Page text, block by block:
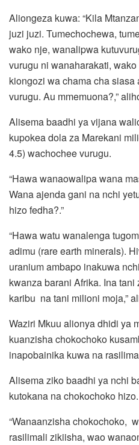
Aliongeza kuwa: “Kila
juzi juzi. Tumechochewa,
wako nje, wanalipwa
vurugu ni wanaharakati,
kiongozi wa chama cha
vurugu. Au mmemuona?,”
Alisema baadhi ya vijana
kupokea dola za Marekani
4.5) wachochee vurugu.
“Hawa wanaowalipa wana
Wana ajenda gani na nchi
hizo fedha?.”
“Hawa watu wanalenga
adimu (rare earth minerals).
uranium ambapo inakuwa
kwanza barani Afrika. Ina
karibu na tani milioni moja,”
Waziri Mkuu alionya dhidi ya
kuanzisha chokochoko
inapobainika kuwa na
Alisema ziko baadhi ya nchi
kutokana na chokochoko hizo.
“Wanaanzisha chokochoko,
rasilimali zikiisha, wao